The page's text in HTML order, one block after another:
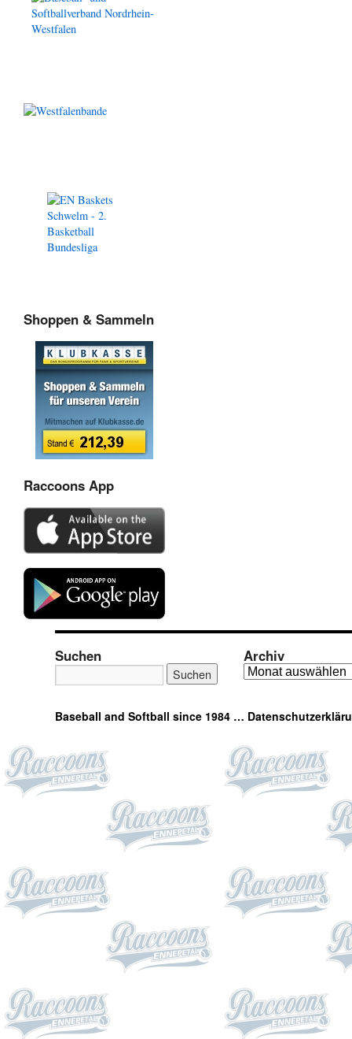
Shoppen & Sammeln
Raccoons App
Suchen Archiv
Baseball and Softball since 1984 …